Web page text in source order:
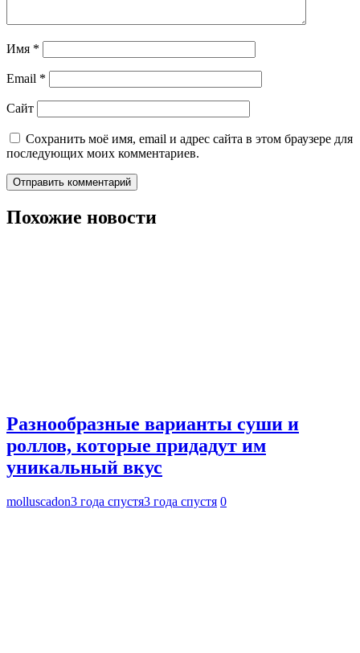
Имя *
Email *
Сайт
Сохранить моё имя, email и адрес сайта в этом браузере для
последующих моих комментариев.
Похожие новости
Разнообразные варианты суши и
роллов, которые придадут им
уникальный вкус
molluscadon3 года спустя3 года спустя 0